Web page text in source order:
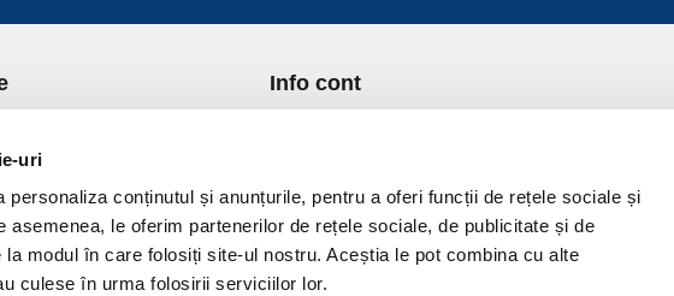
uri
personaliza conținutul și anunțurile, pentru a oferi funcții de rețele sociale și
asemenea, le oferim partenerilor de rețele sociale, de publicitate și de
modul în care folosiți site-ul nostru. Aceștia le pot combina cu alte
culese în urma folosirii serviciilor lor.
si Plata
de Returnare
de confidentialitate
Cookies
si conditii
Info cont
Lista Favorite
GDPR - Protectia datelor
Contact